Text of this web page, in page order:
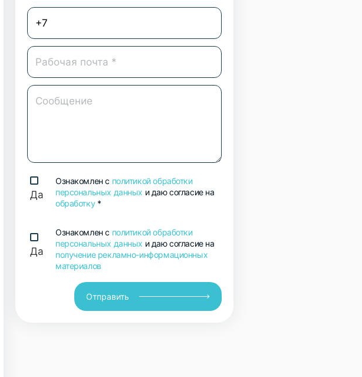
Да
Ознакомлен с политикой обработки
персональных данных и даю согласие на
обработку*
Да
Ознакомлен с политикой обработки
персональных данных и даю согласие на
получение рекламно-информационных
материалов
Отправить